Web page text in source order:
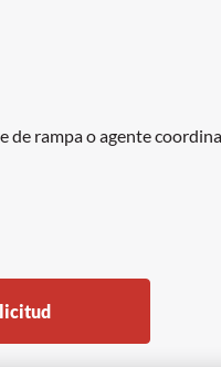
de rampa o agente